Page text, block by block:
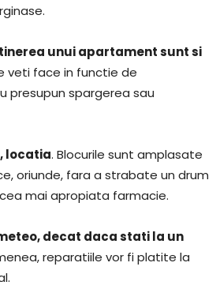
unui apartament sunt si
veti face in functie de
presupun spargerea sau
locatia. Blocurile sunt amplasate
oriunde, fara a strabate un drum
mai apropiata farmacie.
decat daca stati la un
reparatiile vor fi platite la